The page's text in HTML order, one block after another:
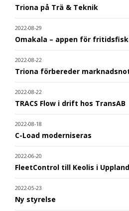
Triona på Trä & Teknik
2022-08-29
Omakala – appen för
2022-08-22
Triona förbereder
2022-08-22
TRACS Flow i drift hos TransAB
2022-08-18
C-Load moderniseras
2022-06-20
FleetControl till Keolis i
2022-05-23
Ny styrelse